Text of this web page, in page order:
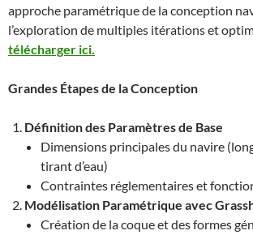
approche paramétrique de la conception
l’exploration de multiples itérations et
télécharger ici.
Grandes Étapes de la Conception
Définition des Paramètres de Base
Dimensions principales du navire
tirant d’eau)
Contraintes réglementaires et
Modélisation Paramétrique avec
Création de la coque et des formes